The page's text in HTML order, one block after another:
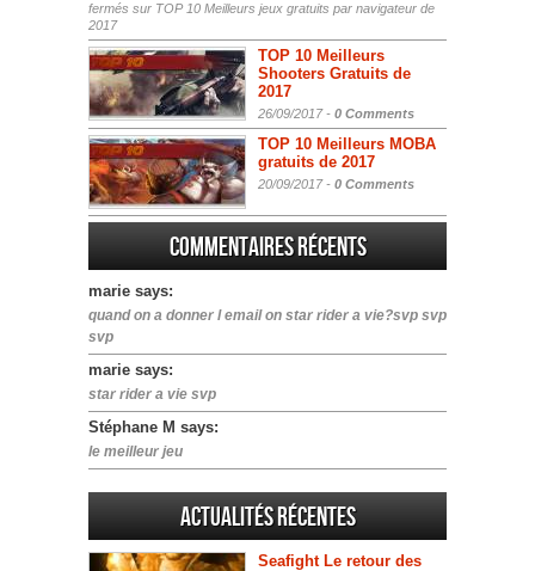
fermés sur TOP 10 Meilleurs jeux gratuits par navigateur de
2017
TOP 10 Meilleurs
Shooters Gratuits de
2017
26/09/2017 - 0 Comments
TOP 10 Meilleurs MOBA
gratuits de 2017
20/09/2017 - 0 Comments
Commentaires récents
marie says:
quand on a donner l email on star rider a vie?svp svp
svp
marie says:
star rider a vie svp
Stéphane M says:
le meilleur jeu
Actualités Récentes
Seafight Le retour des